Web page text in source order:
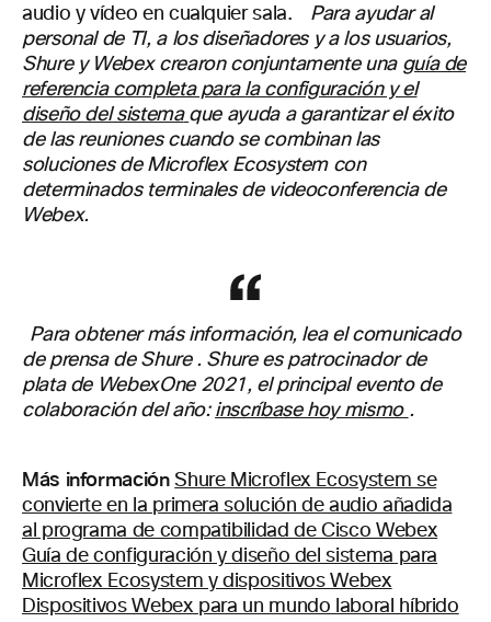
audio y vídeo en cualquier sala.
Para ayudar al
personal de TI, a los diseñadores y a los usuarios,
Shure y Webex crearon conjuntamente una guía de
referencia completa para la configuración y el
diseño del sistema que ayuda a garantizar el éxito
de las reuniones cuando se combinan las
soluciones de Microflex Ecosystem con
determinados terminales de videoconferencia de
Webex.
Para obtener más información, lea elcomunicado
de prensa de Shure . Shure es patrocinador de
plata de WebexOne 2021, el principal evento de
colaboración del año: inscríbase hoy mismo .
Más información Shure Microflex Ecosystem se
convierte en la primera solución de audio añadida
al programa de compatibilidad de Cisco Webex
Guía de configuración y diseño del sistema para
Microflex Ecosystem y dispositivos Webex
Dispositivos Webex para un mundo laboral híbrido